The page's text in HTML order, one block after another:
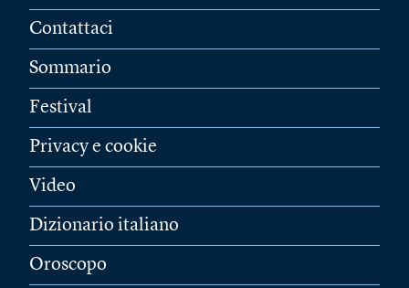
Contattaci
Sommario
Festival
Privacy e cookie
Video
Dizionario italiano
Oroscopo